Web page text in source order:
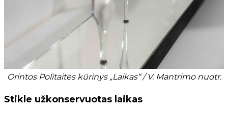
Orintos Politaitės kūrinys „Laikas“ / V. Mantrimo nuotr.
Stikle užkonservuotas laikas